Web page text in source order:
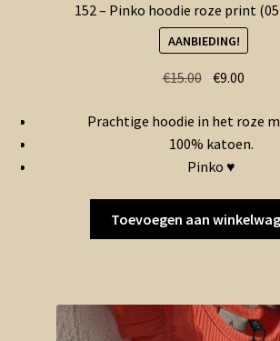
152 – Pinko hoodie roze print
AANBIEDING!
€15.00
was:
€15.00.
€9.00
is:
€9.00.
Prachtige hoodie in het roze
100% katoen.
Pinko ♥
Toevoegen aan